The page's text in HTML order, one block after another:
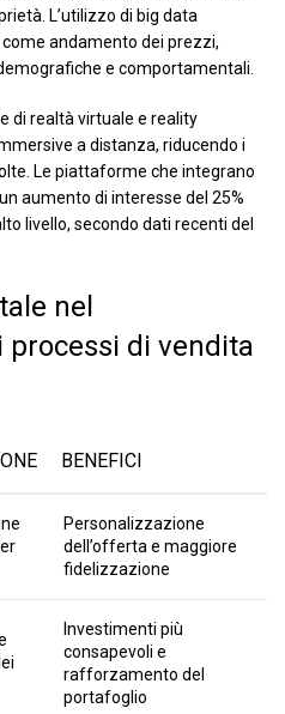
L’utilizzo di big data
andamento dei prezzi,
e comportamentali.
di realtà virtuale e reality
a distanza, riducendo i
Le piattaforme che integrano
aumento di interesse del 25%
livello, secondo dati recenti del
nel
di vendita
BENEFICI
Personalizzazione
dell’offerta e maggiore
fidelizzazione
Investimenti più
consapevoli e
rafforzamento del
portafoglio